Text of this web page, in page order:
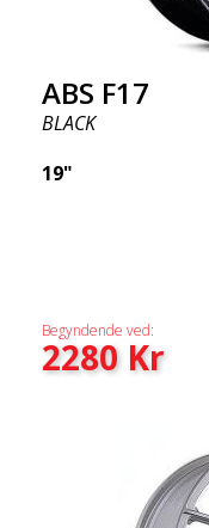
ABS F17
BLACK
19"
Begyndende ved:
2280Kr